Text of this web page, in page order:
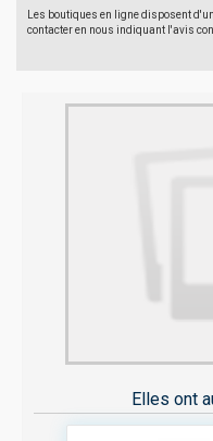
Les boutiques en ligne disposent
contacter en nous indiquant l'avis
Elles ont